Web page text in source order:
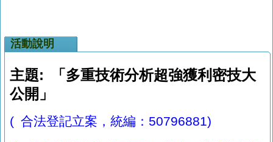
活動說明
主題: 「多重技術分析超強獲利密技大
公開」
( 合法登記立案，統編：50796881)